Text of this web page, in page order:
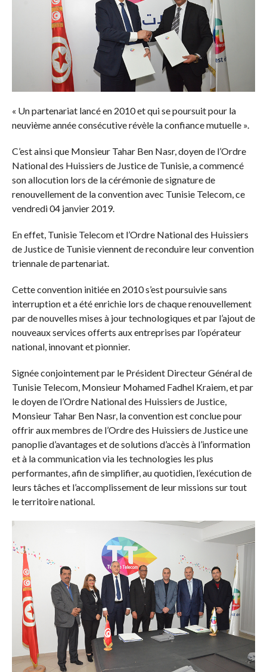
« Un partenariat lancé en 2010 et qui se poursuit pour la
neuvième année consécutive révèle la confiance mutuelle ».
C’est ainsi que Monsieur Tahar Ben Nasr, doyen de l’Ordre
National des Huissiers de Justice de Tunisie, a commencé
son allocution lors de la cérémonie de signature de
renouvellement de la convention avec Tunisie Telecom, ce
vendredi 04 janvier 2019.
En effet, Tunisie Telecom et l’Ordre National des Huissiers
de Justice de Tunisie viennent de reconduire leur convention
triennale de partenariat.
Cette convention initiée en 2010 s’est poursuivie sans
interruption et a été enrichie lors de chaque renouvellement
par de nouvelles mises à jour technologiques et par l’ajout de
nouveaux services offerts aux entreprises par l’opérateur
national, innovant et pionnier.
Signée conjointement par le Président Directeur Général de
Tunisie Telecom, Monsieur Mohamed Fadhel Kraiem, et par
le doyen de l’Ordre National des Huissiers de Justice,
Monsieur Tahar Ben Nasr, la convention est conclue pour
offrir aux membres de l’Ordre des Huissiers de Justice une
panoplie d’avantages et de solutions d’accès à l’information
et à la communication via les technologies les plus
performantes, afin de simplifier, au quotidien, l’exécution de
leurs tâches et l’accomplissement de leur missions sur tout
le territoire national.